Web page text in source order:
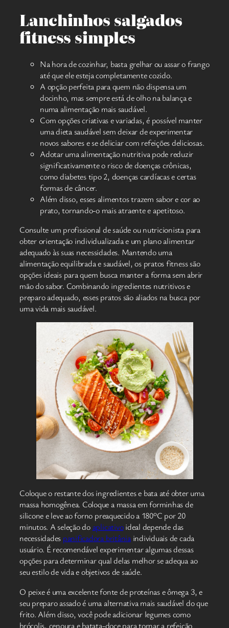
Lanchinhos salgados
fitness simples
Na hora de cozinhar, basta grelhar ou assar o frango
até que ele esteja completamente cozido.
A opção perfeita para quem não dispensa um
docinho, mas sempre está de olho na balança e
numa alimentação mais saudável.
Com opções criativas e variadas, é possível manter
uma dieta saudável sem deixar de experimentar
novos sabores e se deliciar com refeições deliciosas.
Adotar uma alimentação nutritiva pode reduzir
significativamente o risco de doenças crônicas,
como diabetes tipo 2, doenças cardíacas e certas
formas de câncer.
Além disso, esses alimentos trazem sabor e cor ao
prato, tornando-o mais atraente e apetitoso.
Consulte um profissional de saúde ou nutricionista para
obter orientação individualizada e um plano alimentar
adequado às suas necessidades. Mantendo uma
alimentação equilibrada e saudável, os pratos fitness são
opções ideais para quem busca manter a forma sem abrir
mão do sabor. Combinando ingredientes nutritivos e
preparo adequado, esses pratos são aliados na busca por
uma vida mais saudável.
Coloque o restante dos ingredientes e bata até obter uma
massa homogênea. Coloque a massa em forminhas de
silicone e leve ao forno preaquecido a 180ºC por 20
minutos. A seleção do aplicativoideal depende das
necessidades panificadora britâniaindividuais de cada
usuário. É recomendável experimentar algumas dessas
opções para determinar qual delas melhor se adequa ao
seu estilo de vida e objetivos de saúde.
O peixe é uma excelente fonte de proteínas e ômega 3, e
seu preparo assado é uma alternativa mais saudável do que
frito. Além disso, você pode adicionar legumes como
brócolis, cenoura e batata-doce para tornar a refeição